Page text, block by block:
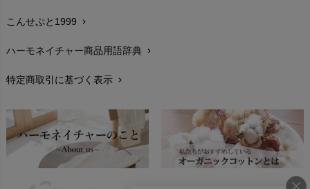
お手入れについて
レビューを書こうchevron_right
返品交換chevron_right
FAXでのご注文
お問い合わせchevron_right
こんせぷと1999 chevron_right
ハーモネイチャー商品用語辞典 chevron_right
特定商取引に基づく表示 chevron_right